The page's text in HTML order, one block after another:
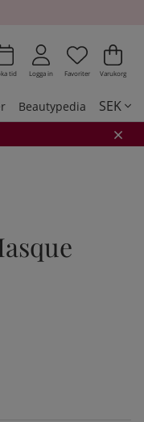
tid Logga in Antal i
.
Favoriter .
Varukorg
Beautypedia SEK